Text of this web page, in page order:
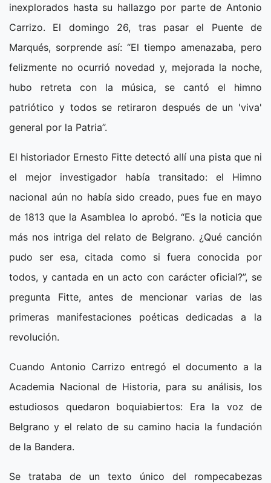
inexplorados hasta su hallazgo por parte de Antonio
Carrizo. El domingo 26, tras pasar el Puente de
Marqués, sorprende así: “El tiempo amenazaba, pero
felizmente no ocurrió novedad y, mejorada la noche,
hubo retreta con la música, se cantó el himno
patriótico y todos se retiraron después de un 'viva'
general por la Patria”.
El historiador Ernesto Fitte detectó allí una pista que ni
el mejor investigador había transitado: el Himno
nacional aún no había sido creado, pues fue en mayo
de 1813 que la Asamblea lo aprobó. “Es la noticia que
más nos intriga del relato de Belgrano. ¿Qué canción
pudo ser esa, citada como si fuera conocida por
todos, y cantada en un acto con carácter oficial?”, se
pregunta Fitte, antes de mencionar varias de las
primeras manifestaciones poéticas dedicadas a la
revolución.
Cuando Antonio Carrizo entregó el documento a la
Academia Nacional de Historia, para su análisis, los
estudiosos quedaron boquiabiertos: Era la voz de
Belgrano y el relato de su camino hacia la fundación
de la Bandera.
Se trataba de un texto único del rompecabezas